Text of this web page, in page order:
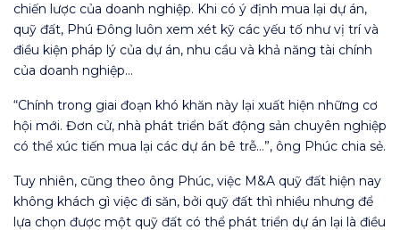
chiến lược của doanh nghiệp. Khi có ý định mua lại dự án,
quỹ đất, Phú Đông luôn xem xét kỹ các yếu tố như vị trí và
điều kiện pháp lý của dự án, nhu cầu và khả năng tài chính
của doanh nghiệp…
“Chính trong giai đoạn khó khăn này lại xuất hiện những cơ
hội mới. Đơn cử, nhà phát triển bất động sản chuyên nghiệp
có thể xúc tiến mua lại các dự án bê trễ…”, ông Phúc chia sẻ.
Tuy nhiên, cũng theo ông Phúc, việc M&A quỹ đất hiện nay
không khách gì việc đi săn, bởi quỹ đất thì nhiều nhưng để
lựa chọn được một quỹ đất có thể phát triển dự án lại là điều